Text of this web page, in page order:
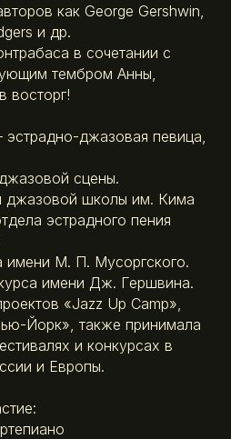
как George Gershwin,
и др.
в сочетании с
тембром Анны,
восторг!
джазовая певица,
сцены.
джазовой школы им. Кима
эстрадного пения
имени М. П. Мусоргского.
имени Дж. Гершвина.
«Jazz Up Camp»,
Йорк», также принимала
и конкурсах в
и Европы.